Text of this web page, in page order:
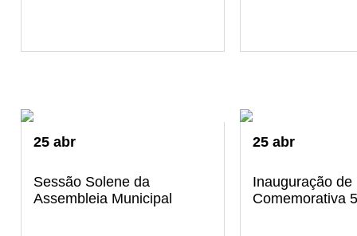
25 abr
Sessão Solene da
Assembleia Municipal
25 abr
Inauguração de
Comemorativa